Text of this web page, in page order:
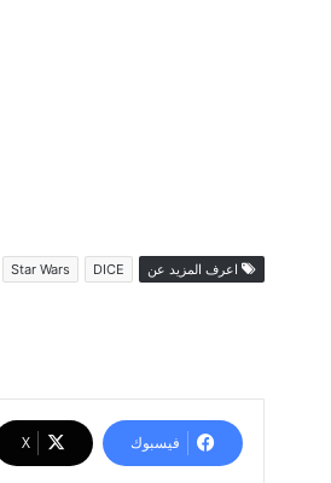
اعرف المزيد عن DICE
Star Wars
فيسبوك ‫X